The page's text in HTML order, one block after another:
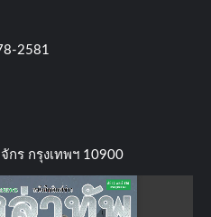
2581
ร​ กรุงเทพฯ 10900